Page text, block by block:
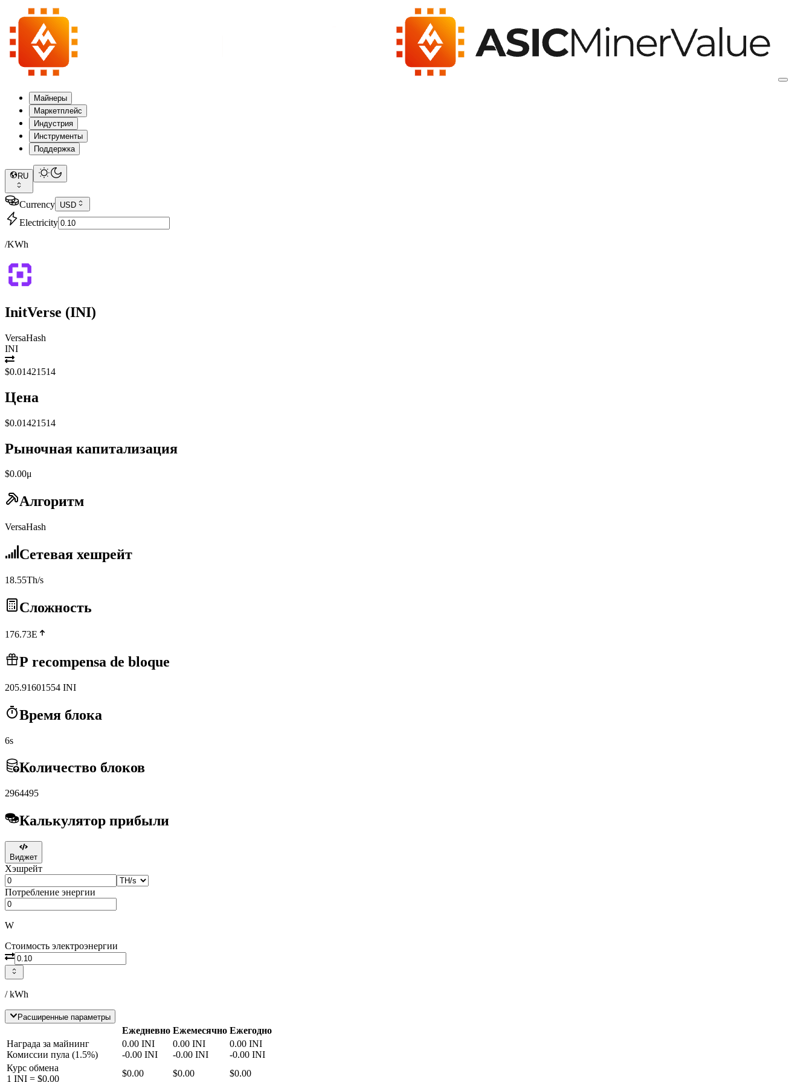
Майнеры
Маркетплейс
Индустрия
Инструменты
Поддержка
RU
Currency USD
Electricity
/KWh
InitVerse (INI)
VersaHash
INI
$0.01421514
Цена
$0.01421514
Рыночная капитализация
$0.00μ
Алгоритм
VersaHash
Сетевая хешрейт
18.55Th/s
Сложность
176.73E
Р recompensa de bloque
205.91601554 INI
Время блока
6s
Количество блоков
2964495
Калькулятор прибыли
Виджет
Хэшрейт
Потребление энергии
W
Стоимость электроэнергии
/ kWh
Расширенные параметры
Ежедневно Ежемесячно Ежегодно
Награда за майнинг
Комиссии пула (1.5%)
0.00 INI
-0.00 INI
0.00 INI
-0.00 INI
0.00 INI
-0.00 INI
Курс обмена
1 INI = $0.00
$0.00 $0.00 $0.00